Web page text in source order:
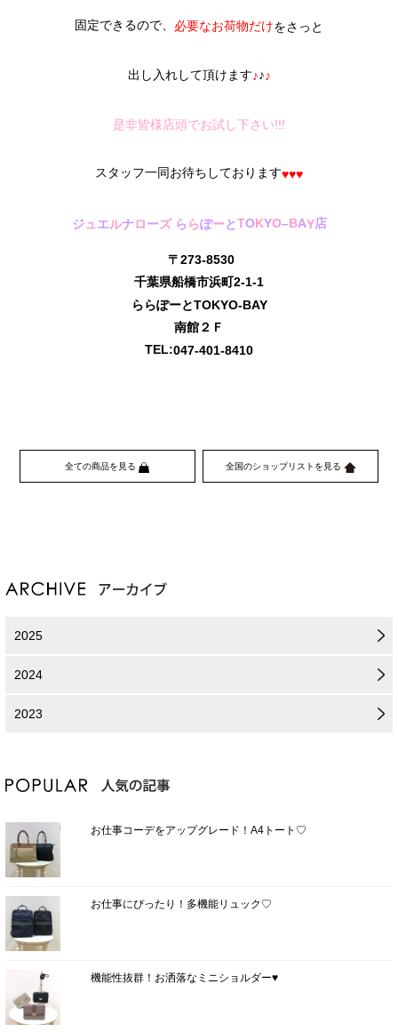
固定できるので、 必要なお荷物だけをさっと
出し入れして頂けます♪♪♪
是非皆様店頭でお試し下さい!!!
スタッフ一同お待ちしております♥♥♥
ジュ エルナローズ ららぽーとTOKYO–BAY店
〒273-8530
千葉県船橋市浜町2-1-1
ららぽーとTOKYO-BAY
南館２Ｆ
TEL:047-401-8410
全ての商品を見る 全国のショップリストを見る
2025
2024
2023
お仕事コーデをアップグレード！A4トート♡
お仕事にぴったり！多機能リュック♡
機能性抜群！お洒落なミニショルダー♥